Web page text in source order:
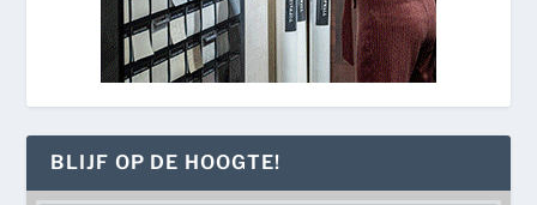
BLIJF OP DE HOOGTE!